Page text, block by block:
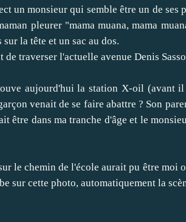
un monsieur qui semble être un de
pleurer "mama muana, mama
la tête et un sac au dos.
de traverser l'actuelle avenue Denis
aujourd'hui la station X-oil (avant
venait de se faire abattre ? Son
être dans ma tranche d'âge et le
le chemin de l'école aurait pu être
sur cette photo, automatiquement la